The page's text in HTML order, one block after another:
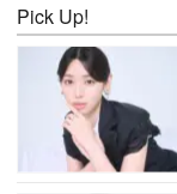
Pick Up!